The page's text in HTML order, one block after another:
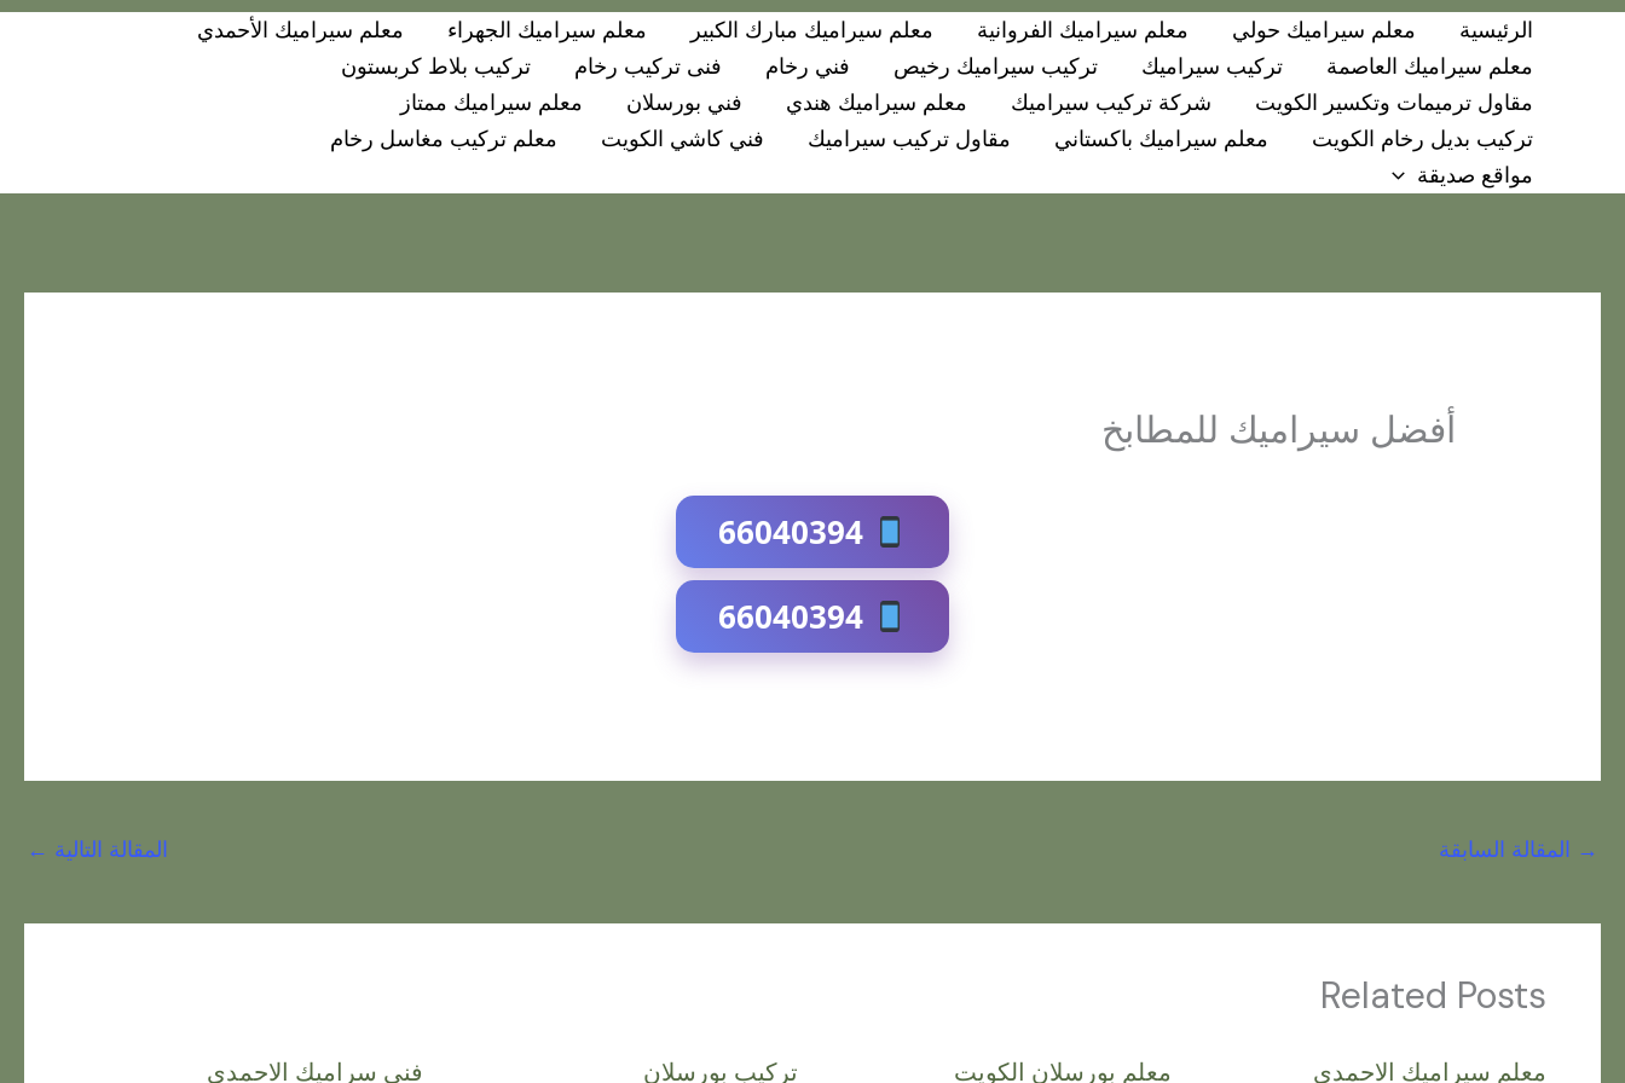
الرئيسية معلم سيراميك حولي معلم سيراميك الفروانية معلم سيراميك مبارك الكبير معلم سيراميك الجهراء
معلم سيراميك الأحمدي
معلم سيراميك العاصمة
تركيب سيراميك تركيب سيراميك رخيص فني رخام فنى تركيب رخام
تركيب بلاط كربستون
مقاول ترميمات وتكسير الكويت
شركة تركيب سيراميك معلم سيراميك هندي فني بورسلان
معلم سيراميك ممتاز
تركيب بديل رخام الكويت
معلم سيراميك باكستاني مقاول تركيب سيراميك فني كاشي الكويت
معلم تركيب مغاسل رخام
مواقع صديقة
أفضل سيراميك للمطابخ
66040394
66040394
→ المقالة السابقة المقالة التالية ←
Related Posts
معلم سيراميك الاحمدي معلم بورسلان الكويت تركيب بورسلان فني سراميك الاحمدي